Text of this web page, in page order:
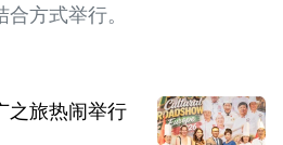
方式举行。
之旅热闹举行